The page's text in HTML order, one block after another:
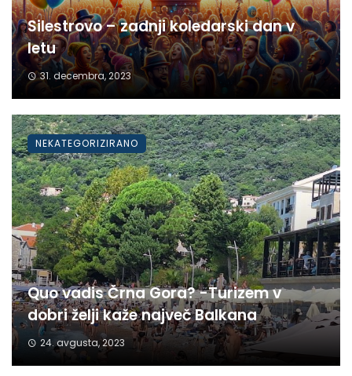
Silestrovo – zadnji koledarski dan v
letu
31. decembra, 2023
Quo vadis Črna Gora? -Turizem v
dobri želji kaže največ Balkana
24. avgusta, 2023
NEKATEGORIZIRANO